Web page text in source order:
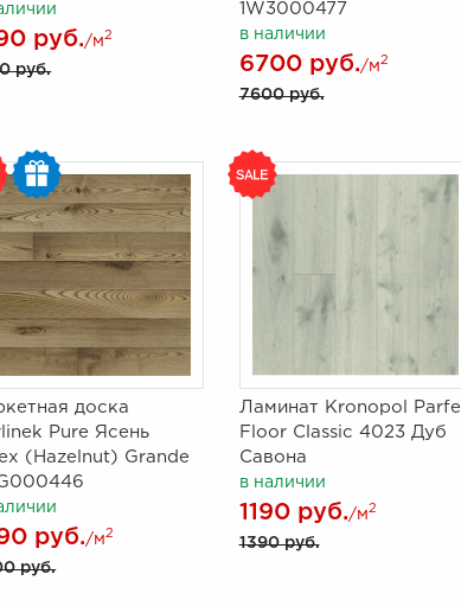
руб./м2
руб.
1W3000477
в наличии
6700 руб./м2
7600 руб.
доска
Pure Ясень
(Hazelnut) Grande
руб./м2
руб.
Ламинат Kronopol Parfe
Floor Classic 4023 Дуб
Савона
в наличии
1190 руб./м2
1390 руб.